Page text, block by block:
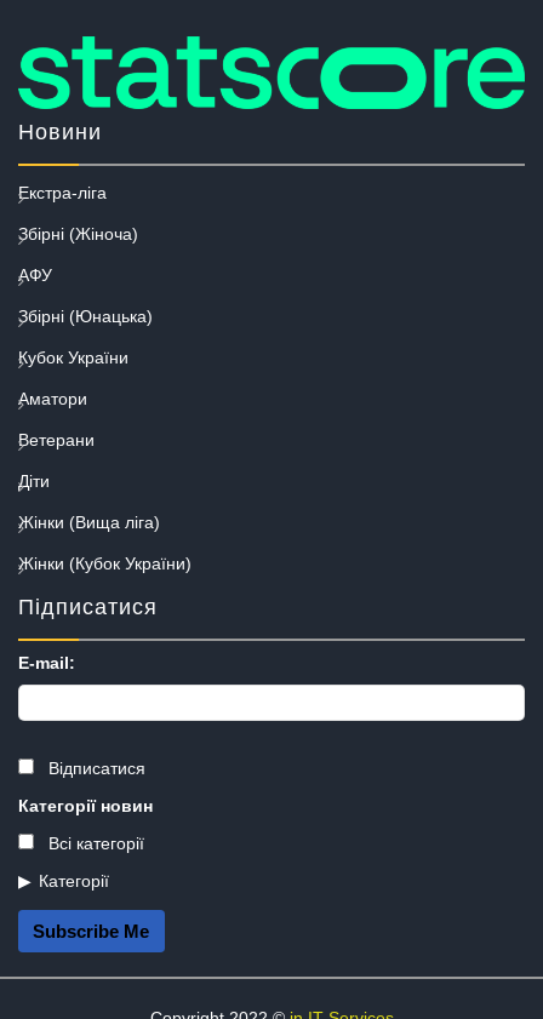
Новини
Екстра-ліга
Збірні (Жіноча)
АФУ
Збірні (Юнацька)
Кубок України
Аматори
Ветерани
Діти
Жінки (Вища ліга)
Жінки (Кубок України)
Підписатися
E-mail:
Відписатися
Категорії новин
Всі категорії
Категорії
Subscribe Me